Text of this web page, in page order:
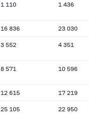
1 110 1 436
16 836 23 030
3 552 4 351
8 571 10 596
12 615 17 219
25 105 22 950